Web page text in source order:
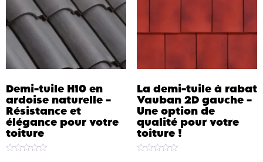
Demi-tuile H10 en
ardoise naturelle –
Résistance et
élégance pour votre
toiture
La demi-tuile à rabat
Vauban 2D gauche –
Une option de
qualité pour votre
toiture !